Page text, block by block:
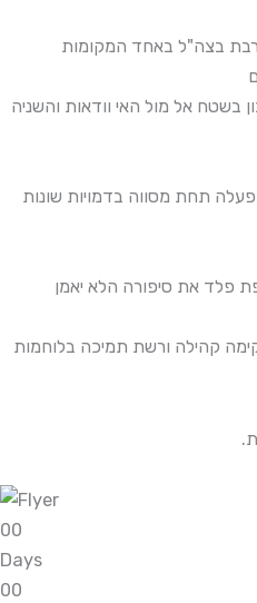
בצה"ל באחד המקומות
בשטח אל מול האי וודאות והשניה
מסווה בדמויות שונות
פלד את סיפורה הלא יאמן
קהילה ורשת תמיכה בלוחמות
00
Days
00